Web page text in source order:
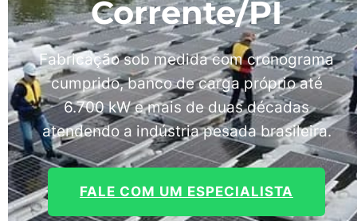
Corrente/PI
Fabricação sob medida com cronograma
cumprido, banco de carga próprio até
6.700 kW e mais de duas décadas
atendendo a indústria pesada brasileira.
FALE COM UM ESPECIALISTA